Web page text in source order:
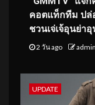
คอตแท็กทีม ปล่
ชวนเจ่เจ้อุนย่า
2 วัน ago admin
UPDATE